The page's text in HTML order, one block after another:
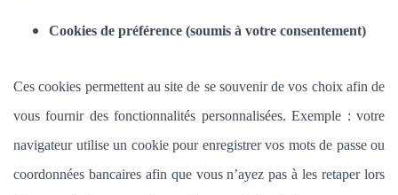
Cookies de préférence (soumis à votre consentement)
Ces cookies permettent au site de se souvenir de vos choix afin de
vous fournir des fonctionnalités personnalisées. Exemple : votre
navigateur utilise un cookie pour enregistrer vos mots de passe ou
coordonnées bancaires afin que vous n’ayez pas à les retaper lors